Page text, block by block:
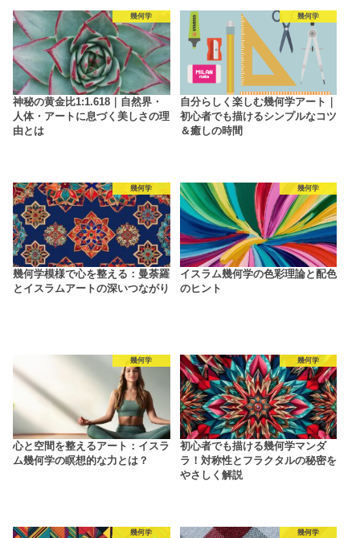
幾何学
神秘の黄金比1:1.618｜自然界・
人体・アートに息づく美しさの理
由とは
幾何学
自分らしく楽しむ幾何学アート｜
初心者でも描けるシンプルなコツ
＆癒しの時間
幾何学
幾何学模様で心を整える：曼荼羅
とイスラムアートの深いつながり
幾何学
イスラム幾何学の色彩理論と配色
のヒント
幾何学
心と空間を整えるアート：イスラ
ム幾何学の瞑想的な力とは？
幾何学
初心者でも描ける幾何学マンダ
ラ！対称性とフラクタルの秘密を
やさしく解説
幾何学 幾何学